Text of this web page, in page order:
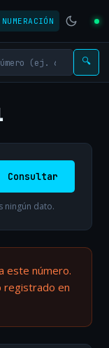
NUMERACIÓN
🔍
Consultar
ningún dato.
este número.
registrado en